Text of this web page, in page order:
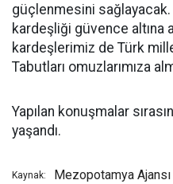
güçlenmesini sağlayacak.
kardeşliği güvence altına
kardeşlerimiz de Türk
Tabutları omuzlarımıza
Yapılan konuşmalar
yaşandı.
Kaynak: Mezopotamya Ajansı